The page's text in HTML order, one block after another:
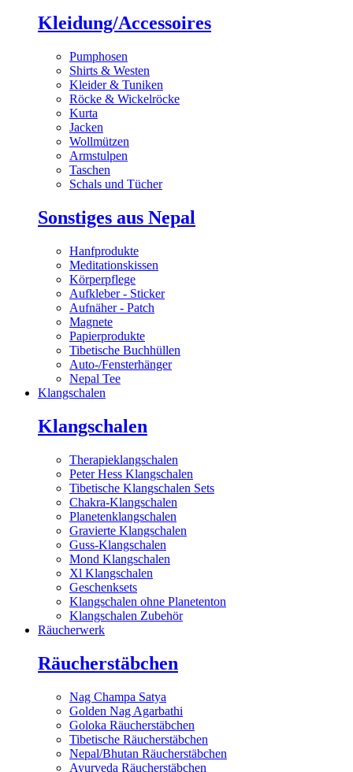
Kleidung/Accessoires
Pumphosen
Shirts & Westen
Kleider & Tuniken
Röcke & Wickelröcke
Kurta
Jacken
Wollmützen
Armstulpen
Taschen
Schals und Tücher
Sonstiges aus Nepal
Hanfprodukte
Meditationskissen
Körperpflege
Aufkleber - Sticker
Aufnäher - Patch
Magnete
Papierprodukte
Tibetische Buchhüllen
Auto-/Fensterhänger
Nepal Tee
Klangschalen
Klangschalen
Therapieklangschalen
Peter Hess Klangschalen
Tibetische Klangschalen Sets
Chakra-Klangschalen
Planetenklangschalen
Gravierte Klangschalen
Guss-Klangschalen
Mond Klangschalen
Xl Klangschalen
Geschenksets
Klangschalen ohne Planetenton
Klangschalen Zubehör
Räucherwerk
Räucherstäbchen
Nag Champa Satya
Golden Nag Agarbathi
Goloka Räucherstäbchen
Tibetische Räucherstäbchen
Nepal/Bhutan Räucherstäbchen
Ayurveda Räucherstäbchen